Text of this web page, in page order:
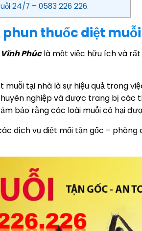
24/7 – 0583 226 226.
thuốc diệt
Phúclà một việc hữu ích và rất
tại nhà là sự hiệu quả trong
nghiệp và được trang bị các
bảo rằng các loài muỗi có hại
dịch vụ diệt mối tận gốc –